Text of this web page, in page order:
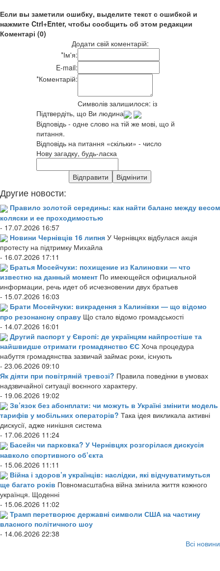
Если вы заметили ошибку, выделите текст с ошибкой и
нажмите Ctrl+Enter, чтобы сообщить об этом редакции
Коментарі (0)
Додати свій коментарій:
*Ім'я:
E-mail:
*Коментарій:
Символів залишилося: із
Підтвердіть, що Ви людина
Відповідь - одне слово на тій же мові, що й
питання.
Відповідь на питання «скільки» - число
Нову загадку, будь-ласка
Другие новости:
Правило золотой середины: как найти баланс между весом
коляски и ее проходимостью
- 17.07.2026 16:57
Новини Чернівців 16 липня У Чернівцях відбулася акція
протесту на підтримку Михайла
- 16.07.2026 17:11
Братья Мосейчуки: похищение из Калиновки — что
известно на данный момент По имеющейся официальной
информации, речь идет об исчезновении двух братьев
- 15.07.2026 16:03
Брати Мосейчуки: викрадення з Калинівки — що відомо
про резонансну справу Що стало відомо громадськості
- 14.07.2026 16:01
Другий паспорт у Європі: де українцям найпростіше та
найшвидше отримати громадянство ЄС Хоча процедура
набуття громадянства зазвичай займає роки, існують
- 23.06.2026 09:10
Як діяти при повітряній тревозі? Правила поведінки в умовах
надзвичайної ситуації воєнного характеру.
- 19.06.2026 19:02
Зв’язок без абонплати: чи можуть в Україні змінити модель
тарифів у мобільних операторів? Така ідея викликала активні
дискусії, адже нинішня система
- 17.06.2026 11:24
Басейн чи парковка? У Чернівцях розгорілася дискусія
навколо спортивного об’єкта
- 15.06.2026 11:11
Війна і здоров’я українців: наслідки, які відчуватимуться
ще багато років Повномасштабна війна змінила життя кожного
українця. Щоденні
- 15.06.2026 11:02
Трамп перетворює державні символи США на частину
власного політичного шоу
- 14.06.2026 22:38
Всі новини